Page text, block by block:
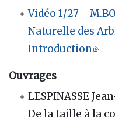
Vidéo 1/27 -
Naturelle des
Introduction
Ouvrages
LESPINASSE
De la taille à la